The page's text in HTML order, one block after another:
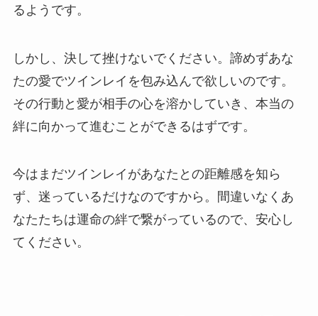
るようです。
しかし、決して挫けないでください。諦めずあな
たの愛でツインレイを包み込んで欲しいのです。
その行動と愛が相手の心を溶かしていき、本当の
絆に向かって進むことができるはずです。
今はまだツインレイがあなたとの距離感を知ら
ず、迷っているだけなのですから。間違いなくあ
なたたちは運命の絆で繋がっているので、安心し
てください。